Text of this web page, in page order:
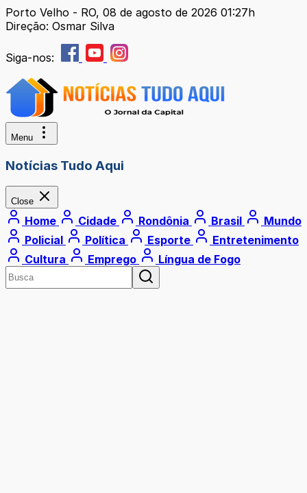
Porto Velho - RO, 08 de agosto de 2026 01:27h
Direção: Osmar Silva
Siga-nos:
Menu
Notícias Tudo Aqui
Close
Home Cidade Rondônia Brasil
Mundo
Policial
Política Esporte
Entretenimento
Cultura
Emprego Língua de Fogo